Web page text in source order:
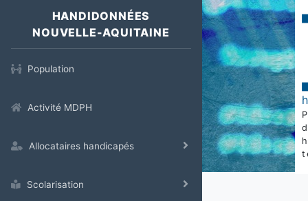
HANDIDONNÉES
NOUVELLE-AQUITAINE
Population
Activité MDPH
Allocataires handicapés
Scolarisation